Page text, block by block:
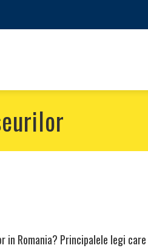
in Romania? Principalele legi care